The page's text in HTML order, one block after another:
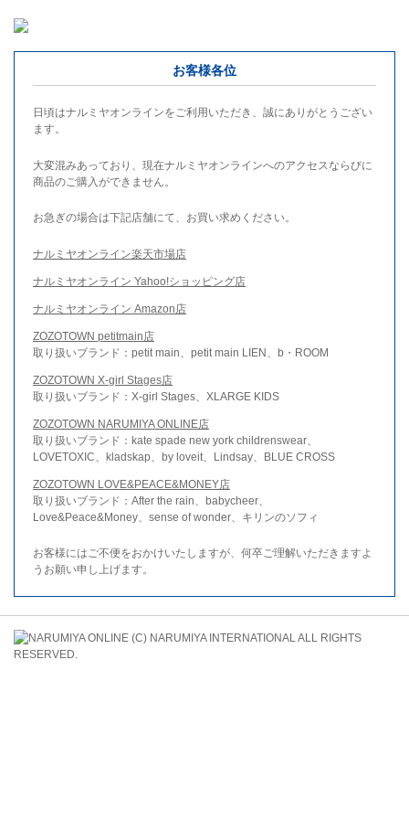
お客様各位
日頃はナルミヤオンラインをご利用いただき、誠にありがとうござい
ます。
大変混みあっており、現在ナルミヤオンラインへのアクセスならびに
商品のご購入ができません。
お急ぎの場合は下記店舗にて、お買い求めください。
ナルミヤオンライン楽天市場店
ナルミヤオンライン Yahoo!ショッピング店
ナルミヤオンライン Amazon店
ZOZOTOWN petitmain店
取り扱いブランド：petit main、petit main LIEN、b・ROOM
ZOZOTOWN X-girl Stages店
取り扱いブランド：X-girl Stages、XLARGE KIDS
ZOZOTOWN NARUMIYA ONLINE店
取り扱いブランド：kate spade new york childrenswear、
LOVETOXIC、kladskap、by loveit、Lindsay、BLUE CROSS
ZOZOTOWN LOVE&PEACE&MONEY店
取り扱いブランド：After the rain、babycheer、
Love&Peace&Money、sense of wonder、キリンのソフィ
お客様にはご不便をおかけいたしますが、何卒ご理解いただきますよ
うお願い申し上げます。